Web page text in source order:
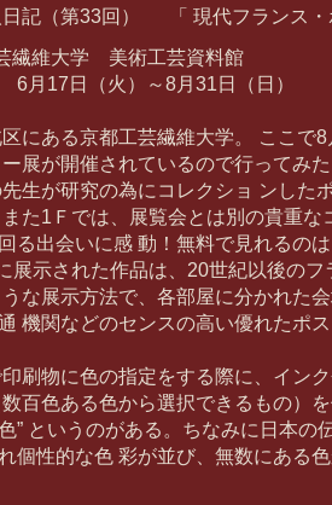
記（第33回） 「 現代フランス・
繊維大学 美術工芸資料館
6月17日（火）～8月31日（日）
にある京都工芸繊維大学。 ここで8
展が開催されているので行ってみ
生が研究の為にコレクショ ンした
た1Ｆでは、展覧会とは別の貴重な
る出会いに感 動！無料で見れるの
示された作品は、20世紀以後のフ
な展示方法で、各部屋に分かれた
機関などのセンスの高い優れたポ
刷物に色の指定をする際に、イン
百色ある色から選択できるもの）
” というのがある。ちなみに日本の
個性的な色 彩が並び、無数にある